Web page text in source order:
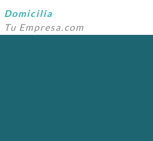
Domicilia
Tu Empresa.com